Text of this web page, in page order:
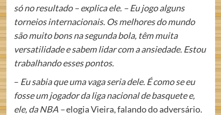
só no resultado – explica ele. – Eu jogo alguns
torneios internacionais. Os melhores do mundo
são muito bons na segunda bola, têm muita
versatilidade e sabem lidar com a ansiedade. Estou
trabalhando esses pontos.
– Eu sabia que uma vaga seria dele. É como se eu
fosse um jogador da liga nacional de basquete e,
ele, da NBA –elogia Vieira, falando do adversário.